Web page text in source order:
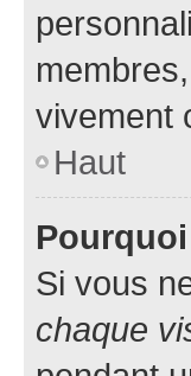
vivement
Haut
Si vous
chaque